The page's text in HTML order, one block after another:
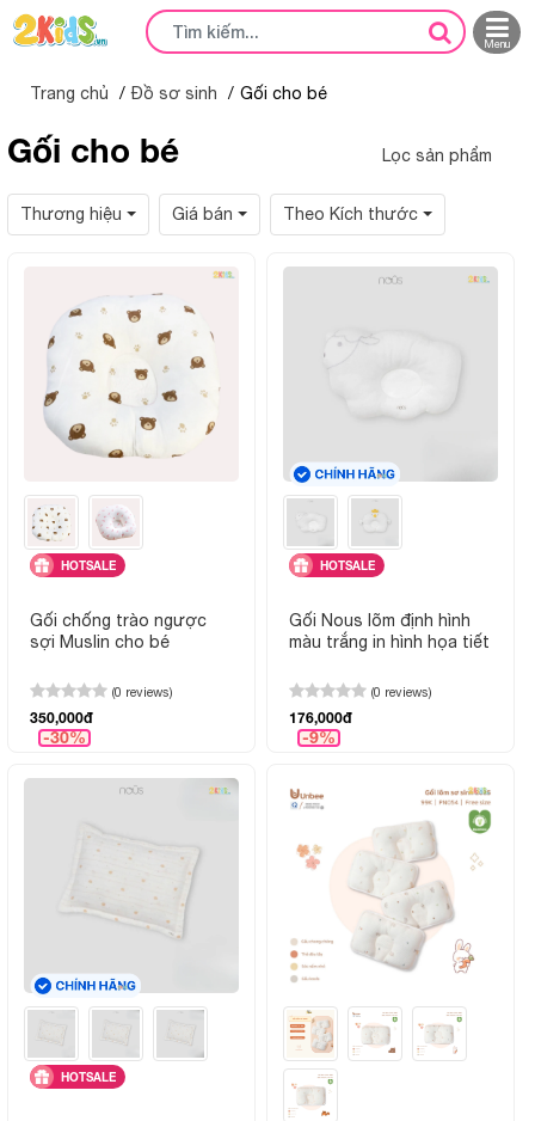
Menu
Trang chủ Đồ sơ sinh Gối cho bé
Gối cho bé Lọc sản phẩm
Thương hiệu Giá bán Theo Kích thước
HOTSALE
Gối chống trào ngược
sợi Muslin cho bé
(0 reviews)
350,000đ
-30%
HOTSALE
Gối Nous lõm định hình
màu trắng in hình họa tiết
(0 reviews)
176,000đ
-9%
HOTSALE